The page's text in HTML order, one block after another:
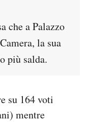
che a Palazzo
la sua
più salda.
su 164 voti
mentre